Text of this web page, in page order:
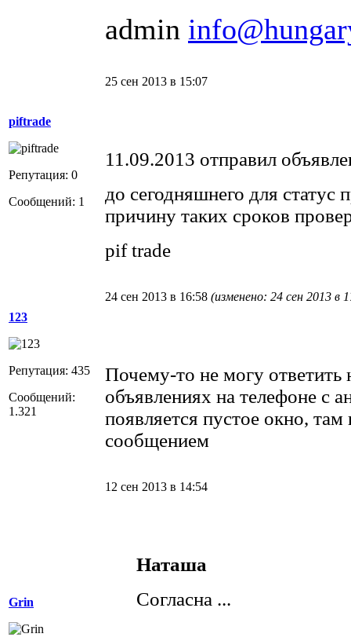
admin
piftrade
Репутация: 0
Сообщений: 1
25 сен 2013 в 15:07
11.09.2013 отправил
до сегодняшнего для статус
причину таких сроков
pif trade
123
Репутация: 435
Сообщений:
1.321
24 сен 2013 в 16:58 (изменено: 24 сен 2013 в
Почему-то не могу
объявлениях на телефоне с
появляется пустое окно, там
сообщением
Grin
12 сен 2013 в 14:54
Наташа
Согласна ...